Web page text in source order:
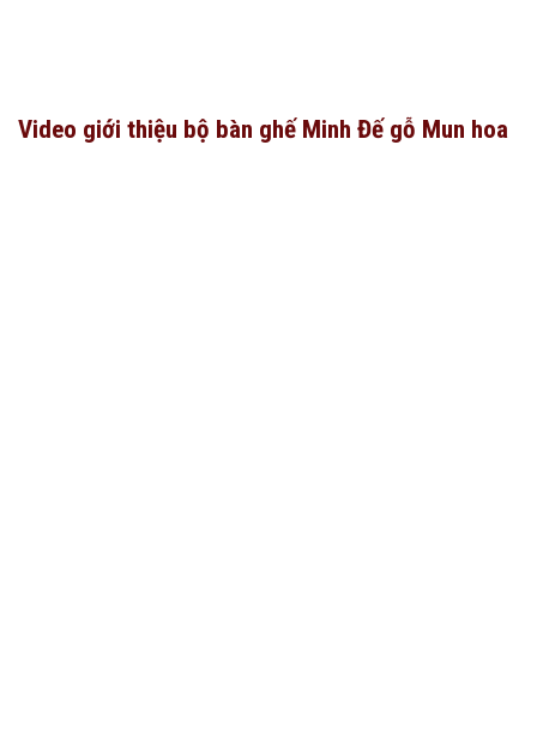
Video giới thiệu bộ bàn ghế Minh Đế gỗ Mun hoa